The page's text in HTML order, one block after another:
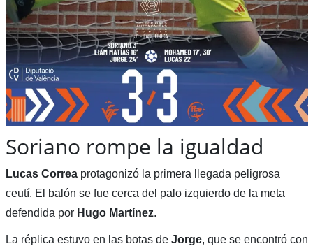
Soriano rompe la igualdad
Lucas Correaprotagonizó la primera llegada peligrosa
ceutí. El balón se fue cerca del palo izquierdo de la meta
defendida por Hugo Martínez.
La réplica estuvo en las botas de Jorge, que se encontró con